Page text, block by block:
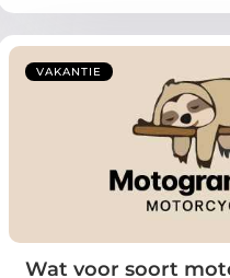
VAKANTIE
Wat voor soort